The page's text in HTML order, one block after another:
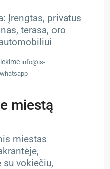
Įrengtas, privatus
terasa, oro
info@is-
miestą
miestas
vokiečiu,